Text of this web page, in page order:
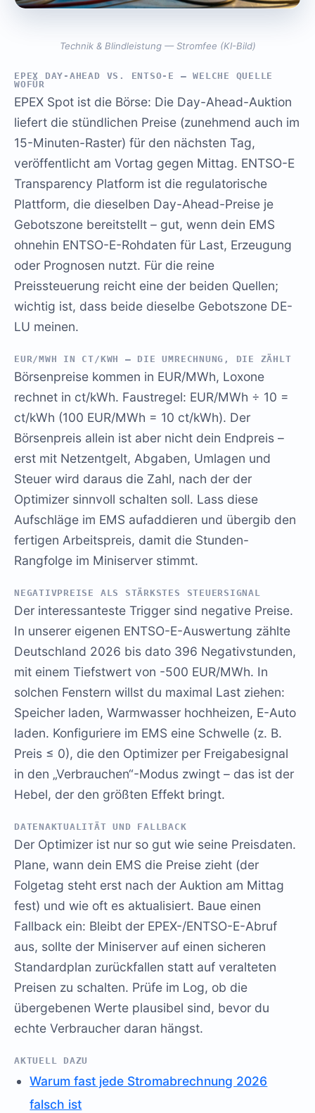
Technik & Blindleistung — Stromfee (KI-Bild)
EPEX DAY-AHEAD VS. ENTSO-E – WELCHE QUELLE
WOFÜR
EPEX Spot ist die Börse: Die Day-Ahead-Auktion
liefert die stündlichen Preise (zunehmend auch im
15-Minuten-Raster) für den nächsten Tag,
veröffentlicht am Vortag gegen Mittag. ENTSO-E
Transparency Platform ist die regulatorische
Plattform, die dieselben Day-Ahead-Preise je
Gebotszone bereitstellt – gut, wenn dein EMS
ohnehin ENTSO-E-Rohdaten für Last, Erzeugung
oder Prognosen nutzt. Für die reine
Preissteuerung reicht eine der beiden Quellen;
wichtig ist, dass beide dieselbe Gebotszone DE-
LU meinen.
EUR/MWH IN CT/KWH – DIE UMRECHNUNG, DIE ZÄHLT
Börsenpreise kommen in EUR/MWh, Loxone
rechnet in ct/kWh. Faustregel: EUR/MWh ÷ 10 =
ct/kWh (100 EUR/MWh = 10 ct/kWh). Der
Börsenpreis allein ist aber nicht dein Endpreis –
erst mit Netzentgelt, Abgaben, Umlagen und
Steuer wird daraus die Zahl, nach der der
Optimizer sinnvoll schalten soll. Lass diese
Aufschläge im EMS aufaddieren und übergib den
fertigen Arbeitspreis, damit die Stunden-
Rangfolge im Miniserver stimmt.
NEGATIVPREISE ALS STÄRKSTES STEUERSIGNAL
Der interessanteste Trigger sind negative Preise.
In unserer eigenen ENTSO-E-Auswertung zählte
Deutschland 2026 bis dato 396 Negativstunden,
mit einem Tiefstwert von -500 EUR/MWh. In
solchen Fenstern willst du maximal Last ziehen:
Speicher laden, Warmwasser hochheizen, E-Auto
laden. Konfiguriere im EMS eine Schwelle (z. B.
Preis ≤ 0), die den Optimizer per Freigabesignal
in den „Verbrauchen“-Modus zwingt – das ist der
Hebel, der den größten Effekt bringt.
DATENAKTUALITÄT UND FALLBACK
Der Optimizer ist nur so gut wie seine Preisdaten.
Plane, wann dein EMS die Preise zieht (der
Folgetag steht erst nach der Auktion am Mittag
fest) und wie oft es aktualisiert. Baue einen
Fallback ein: Bleibt der EPEX-/ENTSO-E-Abruf
aus, sollte der Miniserver auf einen sicheren
Standardplan zurückfallen statt auf veralteten
Preisen zu schalten. Prüfe im Log, ob die
übergebenen Werte plausibel sind, bevor du
echte Verbraucher daran hängst.
AKTUELL DAZU
Warum fast jede Stromabrechnung 2026
falsch ist